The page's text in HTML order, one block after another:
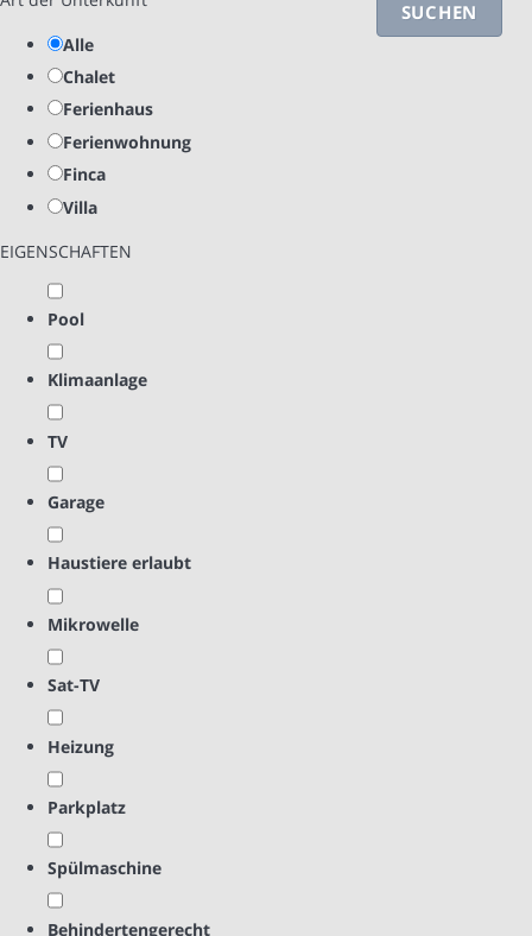
SUCHEN
Alle
Chalet
Ferienhaus
Ferienwohnung
Finca
Villa
EIGENSCHAFTEN
Pool
Klimaanlage
TV
Garage
Haustiere erlaubt
Mikrowelle
Sat-TV
Heizung
Parkplatz
Spülmaschine
Behindertengerecht